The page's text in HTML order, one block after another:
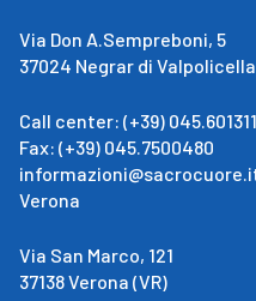
Via Don A.Sempreboni, 5
37024 Negrar di Valpolicella
Call center: (+39)
Fax: (+39) 045.7500480
Verona
Via San Marco, 121
37138 Verona (VR)